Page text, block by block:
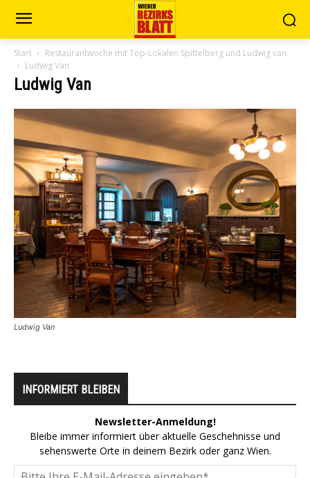
Start
Restaurantwoche mit Top-Lokalen Spittelberg und Ludwig van
Ludwig Van
Ludwig Van
Ludwig Van
INFORMIERT BLEIBEN
Newsletter-Anmeldung!
Bleibe immer informiert über aktuelle Geschehnisse und
sehenswerte Orte in deinem Bezirk oder ganz Wien.